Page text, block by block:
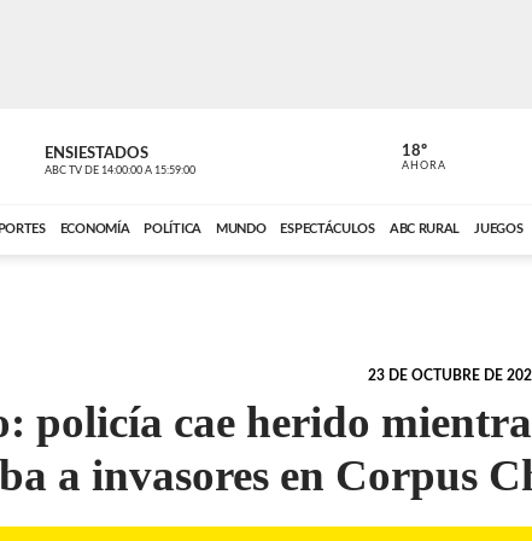
ENSIESTADOS
ABC TV DE 14:00:00 A 15:59:00 ABC CARDINAL
18º
AHORA
ECONOMÍA POLÍTICA MUNDO ESPECTÁCULOS ABC RURAL JUEGOS
23 DE OCTUBRE DE
policía cae herido
a invasores en Corpus